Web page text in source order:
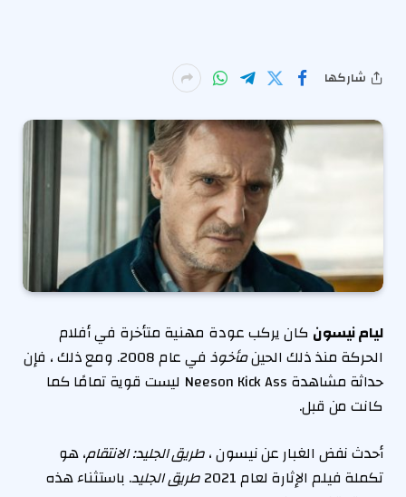
شاركها
ليام نيسون كان يركب عودة مهنية متأخرة في أفلام
الحركة منذ ذلك الحينمأخوذ
في عام 2008. ومع ذلك ، فإن
حداثة مشاهدة Neeson Kick Ass ليست قوية تمامًا كما
كانت من قبل.
أحدث نفض الغبار عن نيسون ،طريق الجليد: الانتقام، هو
تكملة فيلم الإثارة لعام 2021
طريق الجليد. باستثناء هذه